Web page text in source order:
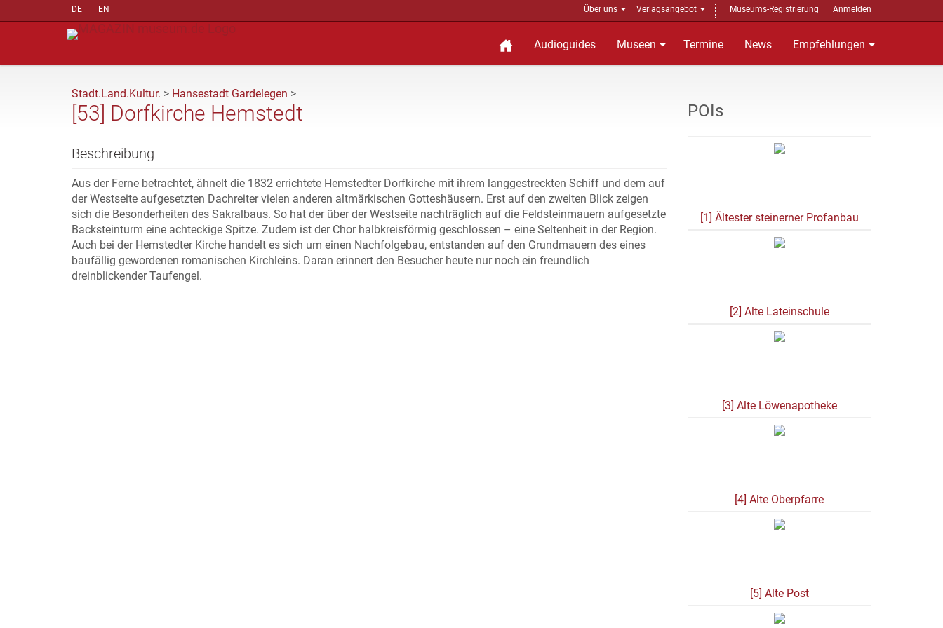
DE EN Über uns Verlagsangebot Museums-Registrierung Anmelden
Audioguides Museen Termine News Empfehlungen
Stadt.Land.Kultur. > Hansestadt Gardelegen >
[53] Dorfkirche Hemstedt
Beschreibung
Aus der Ferne betrachtet, ähnelt die 1832 errichtete Hemstedter Dorfkirche mit ihrem langgestreckten Schiff und dem auf
der Westseite aufgesetzten Dachreiter vielen anderen altmärkischen Gotteshäusern. Erst auf den zweiten Blick zeigen
sich die Besonderheiten des Sakralbaus. So hat der über der Westseite nachträglich auf die Feldsteinmauern aufgesetzte
Backsteinturm eine achteckige Spitze. Zudem ist der Chor halbkreisförmig geschlossen – eine Seltenheit in der Region.
Auch bei der Hemstedter Kirche handelt es sich um einen Nachfolgebau, entstanden auf den Grundmauern des eines
baufällig gewordenen romanischen Kirchleins. Daran erinnert den Besucher heute nur noch ein freundlich
dreinblickender Taufengel.
POIs
[1] Ältester steinerner Profanbau
[2] Alte Lateinschule
[3] Alte Löwenapotheke
[4] Alte Oberpfarre
[5] Alte Post